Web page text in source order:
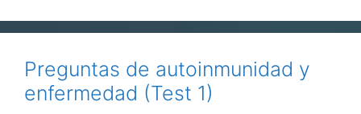
Preguntas de autoinmunidad y
enfermedad (Test 1)